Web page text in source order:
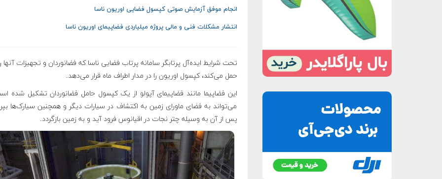
انجام موفق آزمایش صوتی کپسول فضایی اوریون ناسا
انتشار مشکلات فنی و مالی پروژه میلیاردی فضاپیمای اوریون ناسا
تحت شرایط ایده‌آل پرتابگر سامانه پرتاب فضایی ناسا که فضانوردان و تجهیزات آنها
حمل می‌کند، کپسول اوریون را در مدار اطراف ماه قرار می‌دهد.
این فضاپیما مانند فضاپیمای آپولو از یک کپسول حامل فضانوردان تشکیل شده
می‌تواند به فضای ماورای زمین به اکتشاف در سیارات دیگر و همچنین سیارک‌ها
پس از آن به وسیله چتر نجات در اقیانوس فرود آید و به زمین بازگردد.